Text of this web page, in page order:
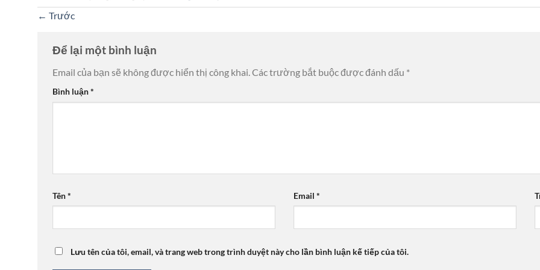
← Trước
Để lại một bình luận
Email của bạn sẽ không được hiển thị công khai.Các trường bắt buộc được đánh dấu *
Bình luận*
Tên* Email *
Lưu tên của tôi, email, và trang web trong trình duyệt này cho lần bình luận kế tiếp của tôi.